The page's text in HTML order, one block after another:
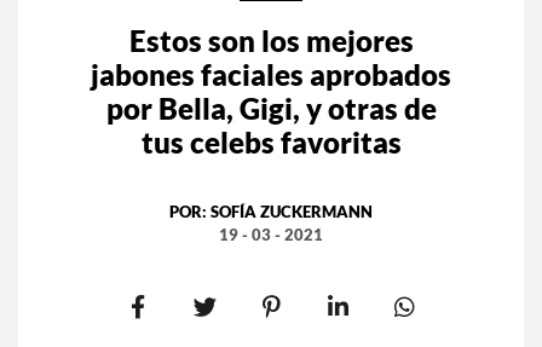
Estos son los mejores
jabones faciales aprobados
por Bella, Gigi, y otras de
tus celebs favoritas
POR: SOFÍA ZUCKERMANN
19 - 03 - 2021